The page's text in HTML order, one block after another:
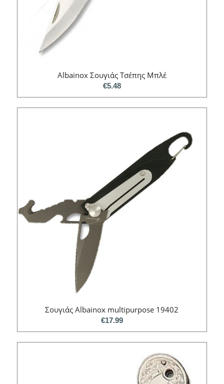
Albainox Σουγιάς Τσέπης Μπλέ
€5.48
Σουγιάς Albainox multipurpose 19402
€17.99